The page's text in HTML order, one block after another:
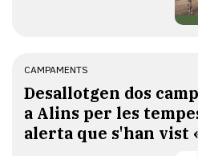
CAMPAMENTS
​Desallotgen dos
a Alins per les
alerta que s'han vist